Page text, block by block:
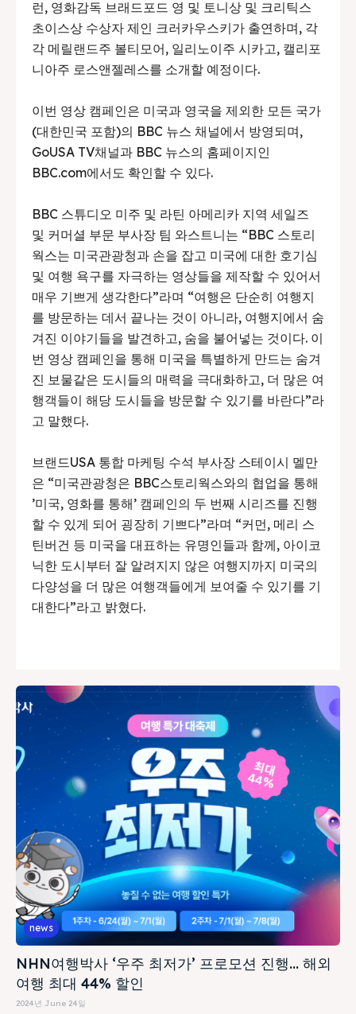
런, 영화감독 브래드포드 영 및 토니상 및 크리틱스
초이스상 수상자 제인 크러카우스키가 출연하며, 각
각 메릴랜드주 볼티모어, 일리노이주 시카고, 캘리포
니아주 로스앤젤레스를 소개할 예정이다.
이번 영상 캠페인은 미국과 영국을 제외한 모든 국가
(대한민국 포함)의 BBC 뉴스 채널에서 방영되며,
GoUSA TV채널과 BBC 뉴스의 홈페이지인
BBC.com에서도 확인할 수 있다.
BBC 스튜디오 미주 및 라틴 아메리카 지역 세일즈
및 커머셜 부문 부사장 팀 와스트니는 “BBC 스토리
웍스는 미국관광청과 손을 잡고 미국에 대한 호기심
및 여행 욕구를 자극하는 영상들을 제작할 수 있어서
매우 기쁘게 생각한다”라며 “여행은 단순히 여행지
를 방문하는 데서 끝나는 것이 아니라, 여행지에서 숨
겨진 이야기들을 발견하고, 숨을 불어넣는 것이다. 이
번 영상 캠페인을 통해 미국을 특별하게 만드는 숨겨
진 보물같은 도시들의 매력을 극대화하고, 더 많은 여
행객들이 해당 도시들을 방문할 수 있기를 바란다”라
고 말했다.
브랜드USA 통합 마케팅 수석 부사장 스테이시 멜만
은 “미국관광청은 BBC스토리웍스와의 협업을 통해
’미국, 영화를 통해’ 캠페인의 두 번째 시리즈를 진행
할 수 있게 되어 굉장히 기쁘다”라며 “커먼, 메리 스
틴버건 등 미국을 대표하는 유명인들과 함께, 아이코
닉한 도시부터 잘 알려지지 않은 여행지까지 미국의
다양성을 더 많은 여행객들에게 보여줄 수 있기를 기
대한다”라고 밝혔다.
news
NHN여행박사 ‘우주 최저가’ 프로모션 진행… 해외
여행 최대 44% 할인
2024년 June 24일